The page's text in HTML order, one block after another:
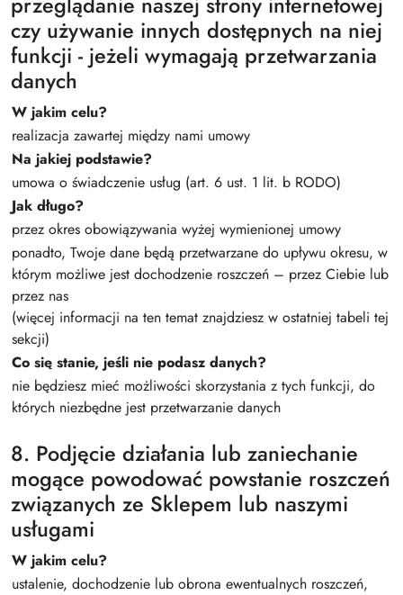
czy używanie innych dostępnych na niej
funkcji - jeżeli wymagają przetwarzania
danych
W jakim celu?
realizacja zawartej między nami umowy
Na jakiej podstawie?
umowa o świadczenie usług (art. 6 ust. 1 lit. b RODO)
Jak długo?
przez okres obowiązywania wyżej wymienionej umowy
ponadto, Twoje dane będą przetwarzane do upływu okresu, w
którym możliwe jest dochodzenie roszczeń – przez Ciebie lub
przez nas
(więcej informacji na ten temat znajdziesz w ostatniej tabeli tej
sekcji)
Co się stanie, jeśli nie podasz danych?
nie będziesz mieć możliwości skorzystania z tych funkcji, do
których niezbędne jest przetwarzanie danych
8. Podjęcie działania lub zaniechanie
mogące powodować powstanie roszczeń
związanych ze Sklepem lub naszymi
usługami
W jakim celu?
ustalenie, dochodzenie lub obrona ewentualnych roszczeń,